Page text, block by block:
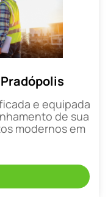
e equipada
de sua
modernos em